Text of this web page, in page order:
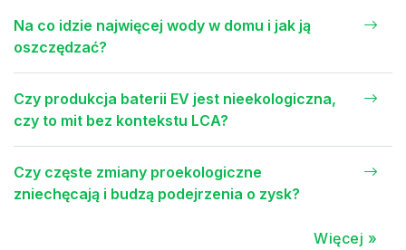
Na co idzie najwięcej wody w domu i jak ją
oszczędzać?
Czy produkcja baterii EV jest nieekologiczna,
czy to mit bez kontekstu LCA?
Czy częste zmiany proekologiczne
zniechęcają i budzą podejrzenia o zysk?
Więcej »